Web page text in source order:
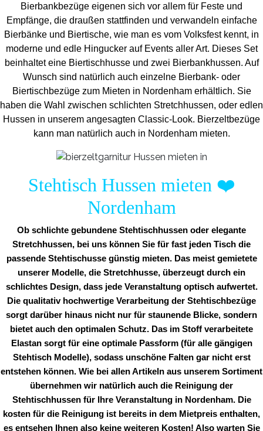
Bierbankbezüge eigenen sich vor allem für Feste und
Empfänge, die draußen stattfinden und verwandeln einfache
Bierbänke und Biertische, wie man es vom Volksfest kennt, in
moderne und edle Hingucker auf Events aller Art. Dieses Set
beinhaltet eine Biertischhusse und zwei Bierbankhussen. Auf
Wunsch sind natürlich auch einzelne Bierbank- oder
Biertischbezüge zum Mieten in Nordenham erhältlich. Sie
haben die Wahl zwischen schlichten Stretchhussen, oder edlen
Hussen in unserem angesagten Classic-Look. Bierzeltbezüge
kann man natürlich auch in Nordenham mieten.
Stehtisch Hussen mieten ❤️
Nordenham
Ob schlichte gebundene Stehtischhussen oder elegante
Stretchhussen, bei uns können Sie für fast jeden Tisch die
passende Stehtischusse günstig mieten. Das meist gemietete
unserer Modelle, die Stretchhusse, überzeugt durch ein
schlichtes Design, dass jede Veranstaltung optisch aufwertet.
Die qualitativ hochwertige Verarbeitung der Stehtischbezüge
sorgt darüber hinaus nicht nur für staunende Blicke, sondern
bietet auch den optimalen Schutz. Das im Stoff verarbeitete
Elastan sorgt für eine optimale Passform (für alle gängigen
Stehtisch Modelle), sodass unschöne Falten gar nicht erst
entstehen können. Wie bei allen Artikeln aus unserem Sortiment
übernehmen wir natürlich auch die Reinigung der
Stehtischhussen für Ihre Veranstaltung in Nordenham. Die
kosten für die Reinigung ist bereits in dem Mietpreis enthalten,
es entsehen Ihnen also keine weiteren Kosten! Also warten Sie